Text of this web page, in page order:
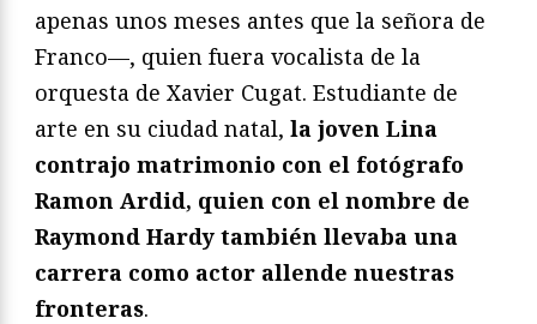
apenas unos meses antes que la señora de
Franco—, quien fuera vocalista de la
orquesta de Xavier Cugat. Estudiante de
arte en su ciudad natal, la joven Lina
contrajo matrimonio con el fotógrafo
Ramon Ardid, quien con el nombre de
Raymond Hardy también llevaba una
carrera como actor allende nuestras
fronteras.